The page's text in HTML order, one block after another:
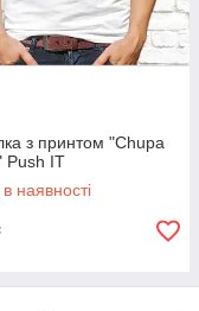
з принтом "Chupa
Push IT
наявності